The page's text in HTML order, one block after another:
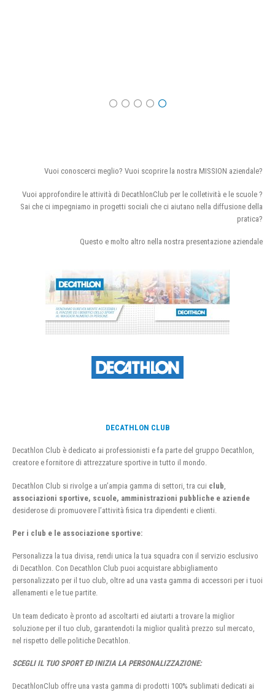
Vuoi conoscerci meglio? Vuoi scoprire la nostra MISSION aziendale?
Vuoi approfondire le attività di DecathlonClub per le colletività e le scuole ?
Sai che ci impegniamo in progetti sociali che ci aiutano nella diffusione della
pratica?
Questo e molto altro nella nostra presentazione aziendale
DECATHLON CLUB
Decathlon Club è dedicato ai professionisti e fa parte del gruppo Decathlon,
creatore e fornitore di attrezzature sportive in tutto il mondo.
Decathlon Club si rivolge a un’ampia gamma di settori, tra cui club
associazioni sportive, scuole, amministrazioni pubbliche e aziende
desiderose di promuovere l’attività fisica tra dipendenti e clienti.
Per i club e le associazione sportive:
Personalizza la tua divisa, rendi unica la tua squadra con il servizio esclusivo
di Decathlon. Con Decathlon Club puoi acquistare abbigliamento
personalizzato per il tuo club, oltre ad una vasta gamma di accessori per i tuoi
allenamenti e le tue partite.
Un team dedicato è pronto ad ascoltarti ed aiutarti a trovare la miglior
soluzione per il tuo club, garantendoti la miglior qualità prezzo sul mercato,
nel rispetto delle politiche Decathlon.
SCEGLI IL TUO SPORT ED INIZIA LA PERSONALIZZAZIONE:
DecathlonClub offre una vasta gamma di prodotti 100% sublimati dedicati ai